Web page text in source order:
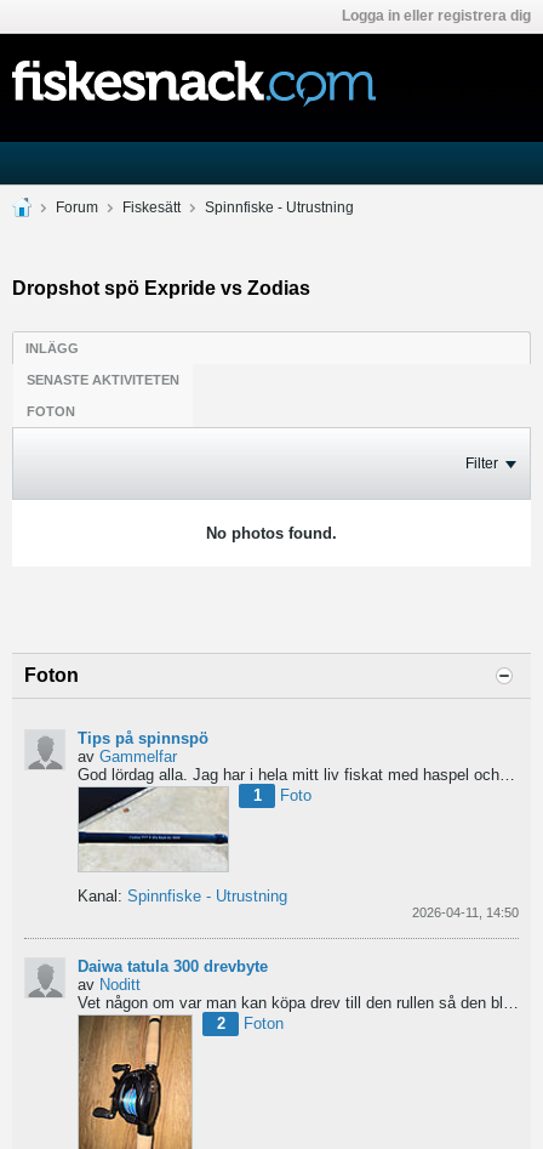
Logga in eller registrera dig
Forum Fiskesätt Spinnfiske - Utrustning
Dropshot spö Expride vs Zodias
INLÄGG
SENASTE AKTIVITETEN
FOTON
Filter
No photos found.
Foton
Tips på spinnspö
av Gammelfar
God lördag alla. Jag har i hela mitt liv fiskat med haspel och har för något år sedan hittat min...
1
Foto
Kanal: Spinnfiske - Utrustning
2026-04-11, 14:50
Daiwa tatula 300 drevbyte
av Noditt
Vet någon om var man kan köpa drev till den rullen så den blir lågutväxlad har en japansk 8.1 det är...
2
Foton